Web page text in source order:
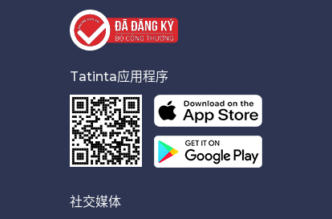
Tatinta应用程序
社交媒体